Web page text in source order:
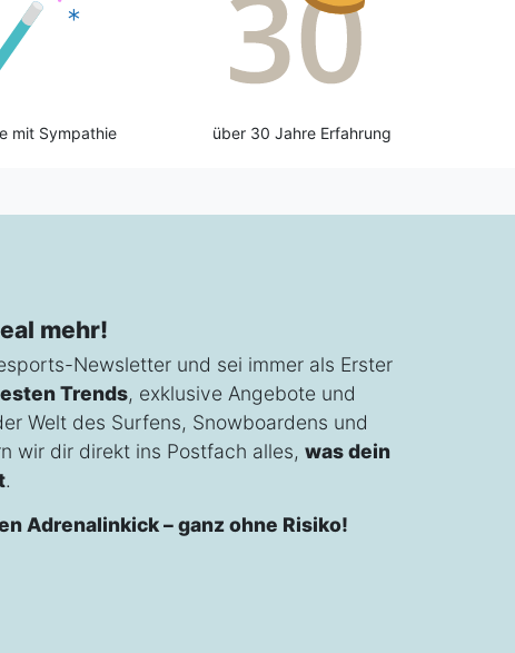
mit Sympathie über 30 Jahre Erfahrung
mehr!
Newsletter und sei immer als Erster
Trends, exklusive Angebote und
Welt des Surfens, Snowboardens und
wir dir direkt ins Postfach alles, was dein
.
Adrenalinkick – ganz ohne Risiko!